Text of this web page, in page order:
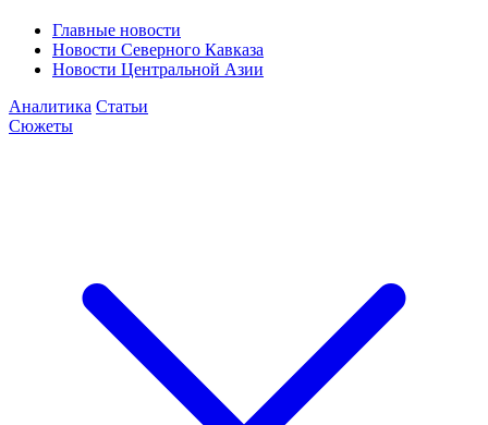
Главные новости
Новости Северного Кавказа
Новости Центральной Азии
Аналитика Статьи
Сюжеты